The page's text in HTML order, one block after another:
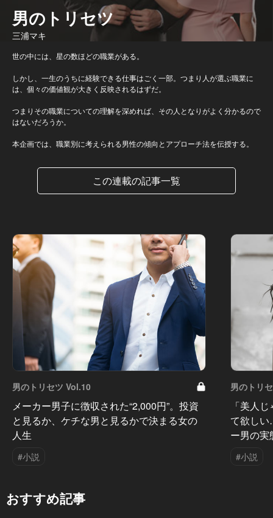
男のトリセツ
三浦マキ
世の中には、星の数ほどの職業がある。
しかし、一生のうちに経験できる仕事はごく一部。つまり人が選ぶ職業に
は、個々の価値観が大きく反映されるはずだ。
つまりその職業についての理解を深めれば、その人となりがよく分かるので
はないだろうか。
本企画では、職業別に考えられる男性の傾向とアプローチ法を伝授する。
この連載の記事一覧
男のトリセツ Vol.10
メーカー男子に徴収された“2,000円”。投資
と見るか、ケチな男と見るかで決まる女の
人生
#小説
男のトリ
「美人
て欲し
ー男の実
#小説
おすすめ記事